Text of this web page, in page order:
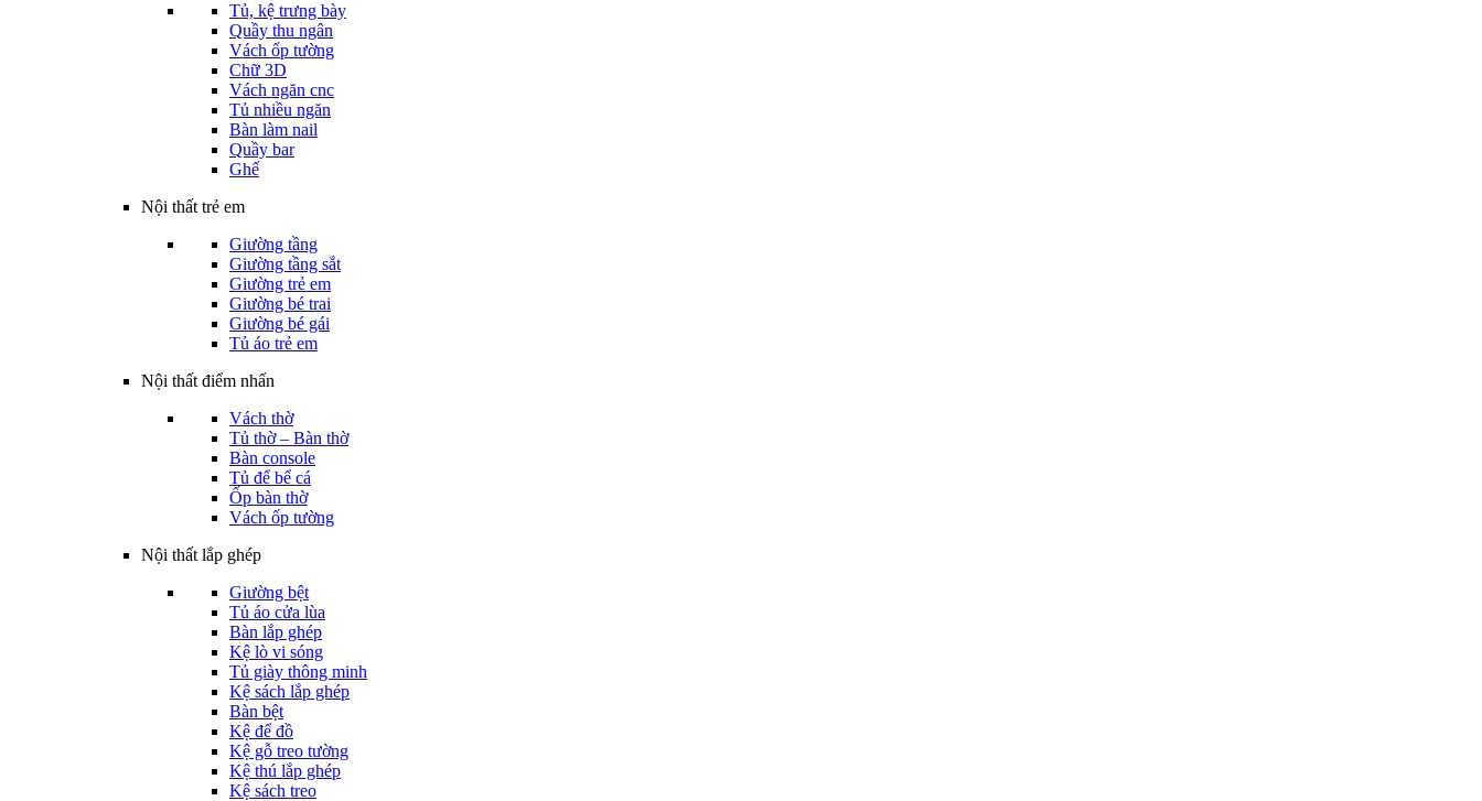
Tủ, kệ trưng bày
Quầy thu ngân
Vách ốp tường
Chữ 3D
Vách ngăn cnc
Tủ nhiều ngăn
Bàn làm nail
Quầy bar
Ghế
Nội thất trẻ em
Giường tầng
Giường tầng sắt
Giường trẻ em
Giường bé trai
Giường bé gái
Tủ áo trẻ em
Nội thất điểm nhấn
Vách thờ
Tủ thờ – Bàn thờ
Bàn console
Tủ để bể cá
Ốp bàn thờ
Vách ốp tường
Nội thất lắp ghép
Giường bệt
Tủ áo cửa lùa
Bàn lắp ghép
Kệ lò vi sóng
Tủ giày thông minh
Kệ sách lắp ghép
Bàn bệt
Kệ để đồ
Kệ gỗ treo tường
Kệ thú lắp ghép
Kệ sách treo